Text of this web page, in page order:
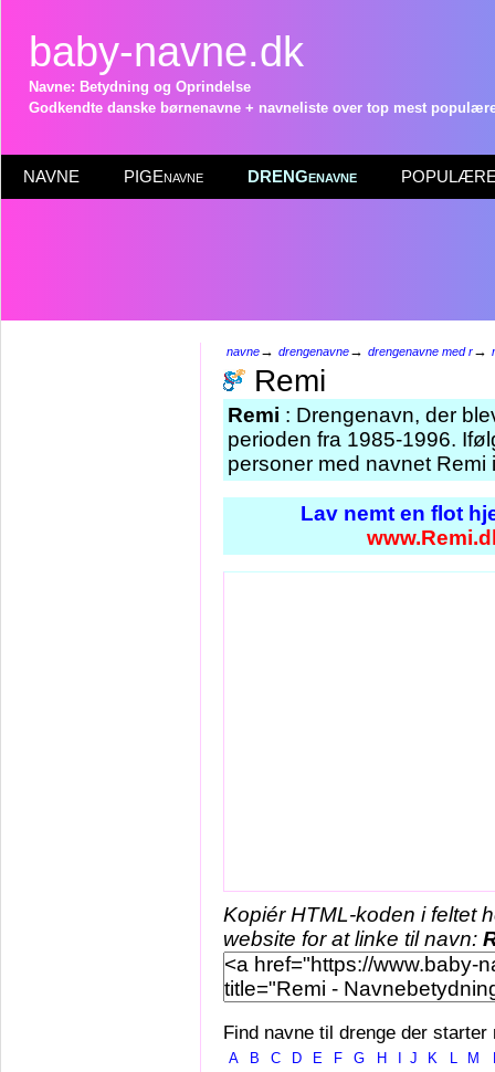
baby-navne.dk
Navne: Betydning og Oprindelse
Godkendte danske børnenavne + navneliste over top mest
NAVNE PIGEnavne DRENGenavne POPULÆRE
navne→ drengenavne→ drengenavne med r→
Remi
Remi : Drengenavn, der
perioden fra 1985-1996.
personer med navnet
Lav nemt en flot
Kopiér HTML-koden i feltet
website for at linke til navn:
Find navne til drenge der starter
A B C D E F G H J K L M